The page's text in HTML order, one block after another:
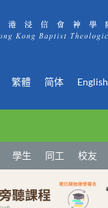
繁體 简体 English
學生 同工 校友